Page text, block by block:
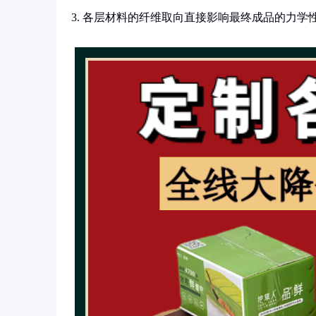
3. 各层材料的纤维取向直接影响最终成品的力学